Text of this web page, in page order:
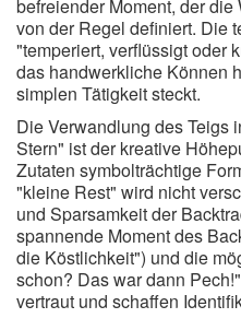
befreiender Moment, der
von der Regel definiert. Die
"temperiert, verflüssigt oder
das handwerkliche Können
simplen Tätigkeit steckt.
Die Verwandlung des Teigs
Stern" ist der kreative
Zutaten symbolträchtige
"kleine Rest" wird nicht
und Sparsamkeit der
spannende Moment des
die Köstlichkeit") und die
schon? Das war dann
vertraut und schaffen